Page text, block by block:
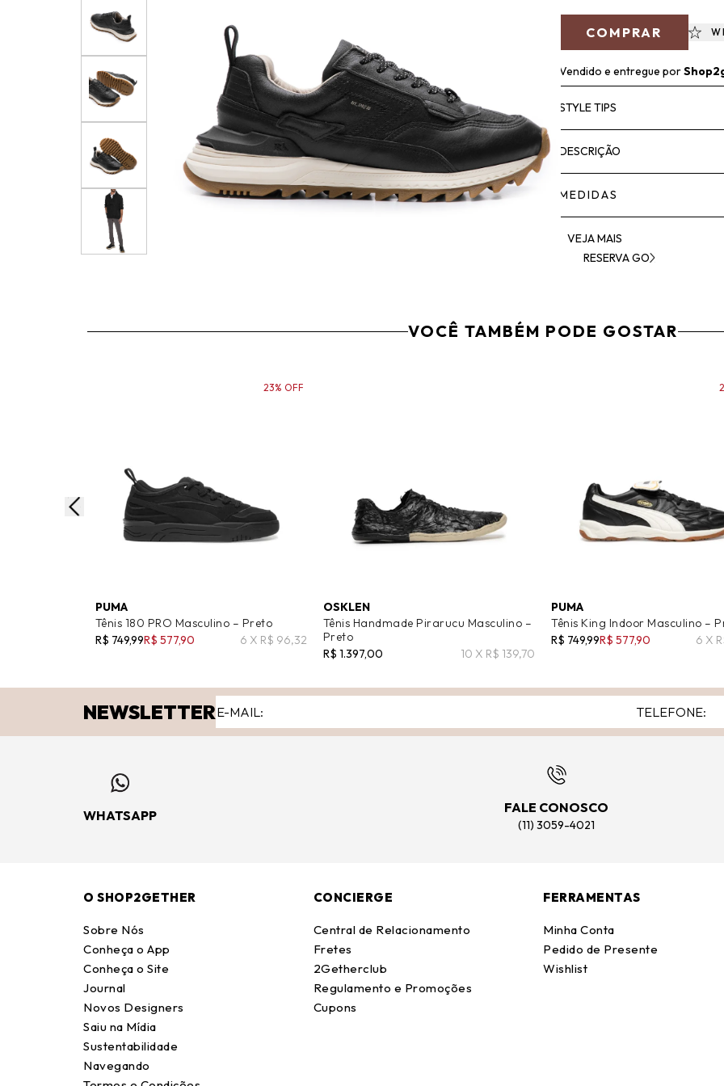
COMPRAR
Vendido e entregue por
STYLE TIPS
DESCRIÇÃO
MEDIDAS
VEJA MAIS
RESERVA GO
VOCÊ TAMBÉM PODE GOSTAR
PUMA
Tênis 180 PRO Masculino – Preto
R$ 749,99R$ 577,90 6 X R$ 96,32
23% OFF
OSKLEN
Tênis Handmade Pirarucu Masculino –
Preto
R$ 1.397,00
10 X R$ 139,70
PUMA
Tênis King Indoor Masculino –
R$ 749,99R$ 577,90 6 X
NEWSLETTER
WHATSAPP
FALE CONOSCO
(11) 3059-4021
O SHOP2GETHER
Sobre Nós
Conheça o App
Conheça o Site
Journal
Novos Designers
Saiu na Mídia
Sustentabilidade
Navegando
CONCIERGE
Central de Relacionamento
Fretes
2Getherclub
Regulamento e Promoções
Cupons
FERRAMENTAS
Minha Conta
Pedido de Presente
Wishlist